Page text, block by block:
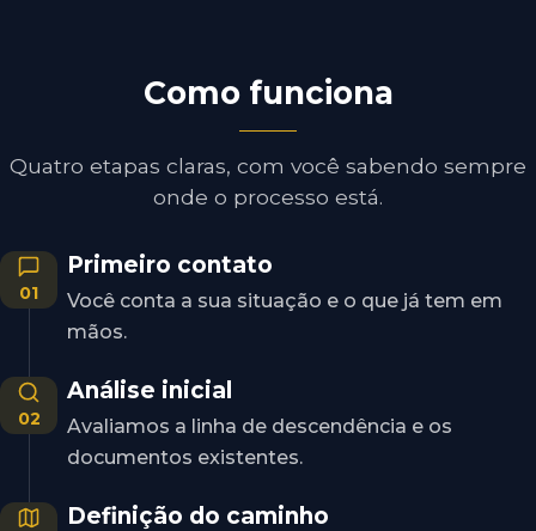
Como funciona
Quatro etapas claras, com você sabendo sempre
onde o processo está.
01
Primeiro contato
Você conta a sua situação e o que já tem em
mãos.
02
Análise inicial
Avaliamos a linha de descendência e os
documentos existentes.
Definição do caminho